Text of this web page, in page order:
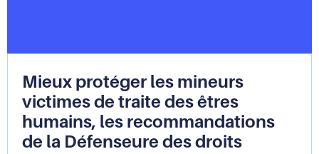
Mieux protéger les mineurs
victimes de traite des êtres
humains, les recommandations
de la Défenseure des droits